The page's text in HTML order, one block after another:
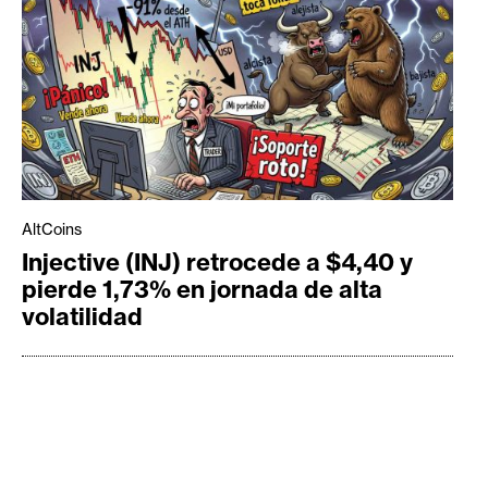
AltCoins
Injective (INJ) retrocede a $4,40 y
pierde 1,73% en jornada de alta
volatilidad